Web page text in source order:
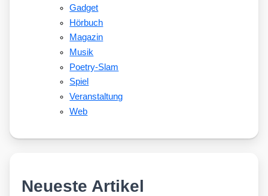
Gadget
Hörbuch
Magazin
Musik
Poetry-Slam
Spiel
Veranstaltung
Web
Neueste Artikel